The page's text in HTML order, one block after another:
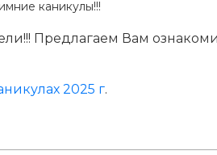
каникулы!!!
Предлагаем Вам
2025 г.